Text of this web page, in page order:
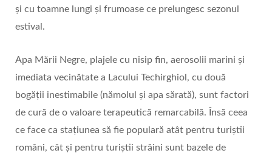
și cu toamne lungi şi frumoase ce prelungesc sezonul
estival.
Apa Mării Negre, plajele cu nisip fin, aerosolii marini și
imediata vecinătate a Lacului Techirghiol, cu două
bogății inestimabile (nămolul și apa sărată), sunt factori
de cură de o valoare terapeutică remarcabilă. Însă ceea
ce face ca stațiunea să fie populară atât pentru turiștii
români, cât și pentru turiștii străini sunt bazele de